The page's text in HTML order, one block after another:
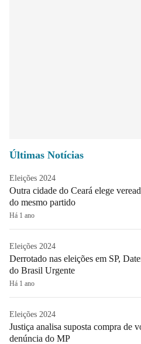
Últimas Notícias
Eleições 2024
Outra cidade do Ceará elege
do mesmo partido
Há 1 ano
Eleições 2024
Derrotado nas eleições em SP,
do Brasil Urgente
Há 1 ano
Eleições 2024
Justiça analisa suposta compra de
denúncia do MP